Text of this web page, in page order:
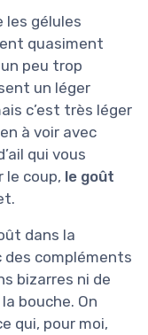
les gélules
quasiment
peu trop
un léger
c’est très léger
à voir avec
qui vous
le coup, le goût
dans la
des compléments
bizarres ni de
bouche. On
qui, pour moi,